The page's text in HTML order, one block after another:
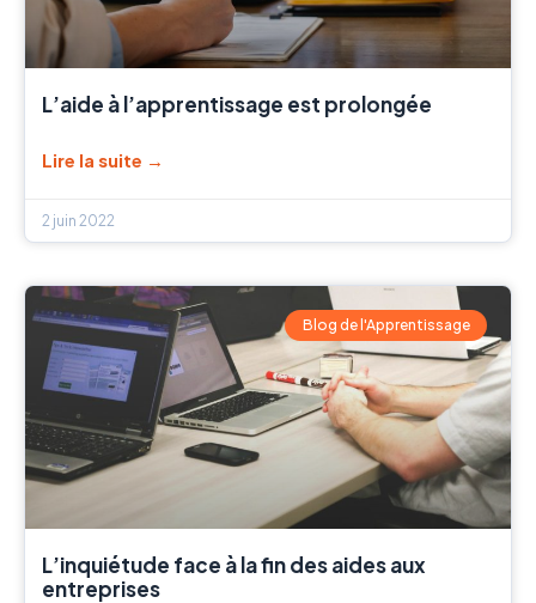
L’aide à l’apprentissage est prolongée
Lire la suite →
2 juin 2022
Blog de l'Apprentissage
L’inquiétude face à la fin des aides aux
entreprises